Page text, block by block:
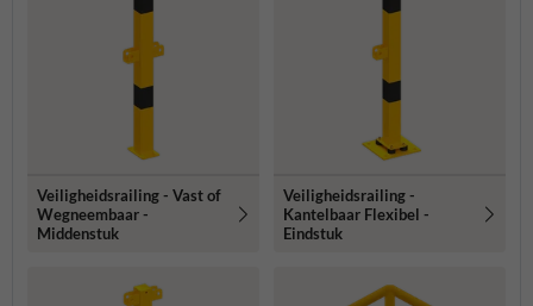
Veiligheidsrailing - Vast of
Wegneembaar -
Middenstuk
Veiligheidsrailing -
Kantelbaar Flexibel -
Eindstuk